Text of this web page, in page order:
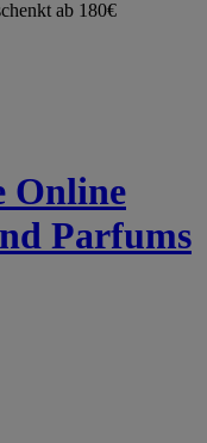
ab 180€
Online
Parfums